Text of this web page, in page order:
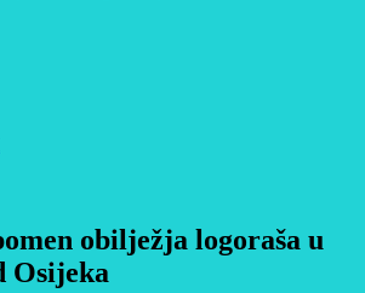
obilježja logoraša u
Osijeka